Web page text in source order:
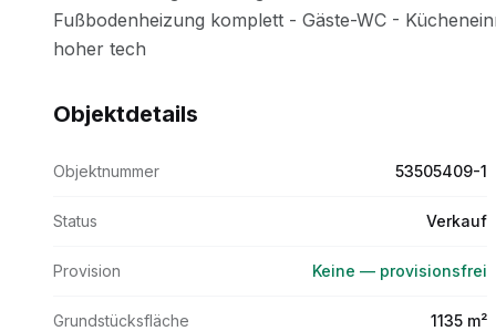
Objektdetails
Objektnummer 53505409-1
Status Verkauf
Provision Keine — provisionsfrei
Grundstücksfläche 1135 m²